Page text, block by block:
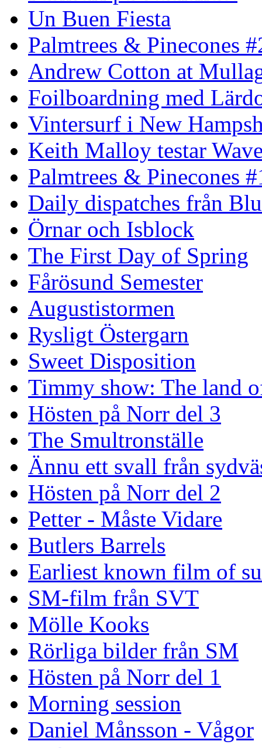
Un Buen Fiesta
Palmtrees & Pinecones
Andrew Cotton at
Foilboardning med
Vintersurf i New
Keith Malloy testar
Palmtrees & Pinecones
Daily dispatches från
Örnar och Isblock
The First Day of Spring
Fårösund Semester
Augustistormen
Rysligt Östergarn
Sweet Disposition
Timmy show: The land
Hösten på Norr del 3
The Smultronställe
Ännu ett svall från
Hösten på Norr del 2
Petter - Måste Vidare
Butlers Barrels
Earliest known film of
SM-film från SVT
Mölle Kooks
Rörliga bilder från SM
Hösten på Norr del 1
Morning session
Daniel Månsson - Vågor